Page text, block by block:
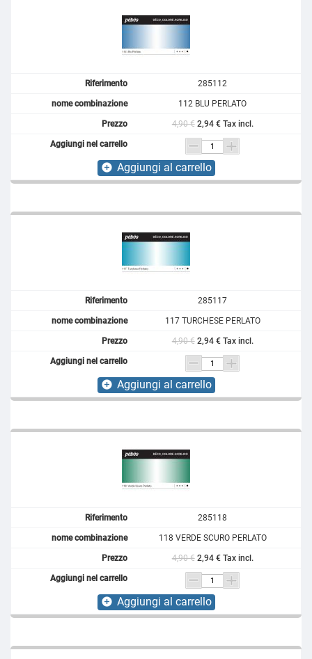
285112
112 BLU PERLATO
4,90 € 2,94 € Tax incl.
add_circle Aggiungi al carrello
285117
117 TURCHESE PERLATO
4,90 € 2,94 € Tax incl.
add_circle Aggiungi al carrello
285118
118 VERDE SCURO PERLATO
4,90 € 2,94 € Tax incl.
add_circle Aggiungi al carrello